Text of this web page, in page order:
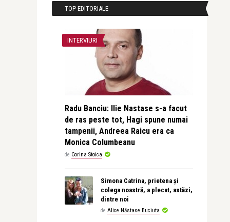
TOP EDITORIALE
INTERVIURI
Radu Banciu: Ilie Nastase s-a facut
de ras peste tot, Hagi spune numai
tampenii, Andreea Raicu era ca
Monica Columbeanu
de Corina Stoica
Simona Catrina, prietena și
colega noastră, a plecat, astăzi,
dintre noi
de Alice Năstase Buciuta